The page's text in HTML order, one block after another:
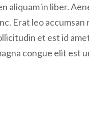
aliquam in liber.
Erat leo
et est id
congue elit est